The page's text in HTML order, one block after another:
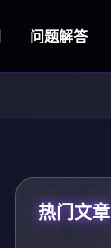
问题解答
热门文章